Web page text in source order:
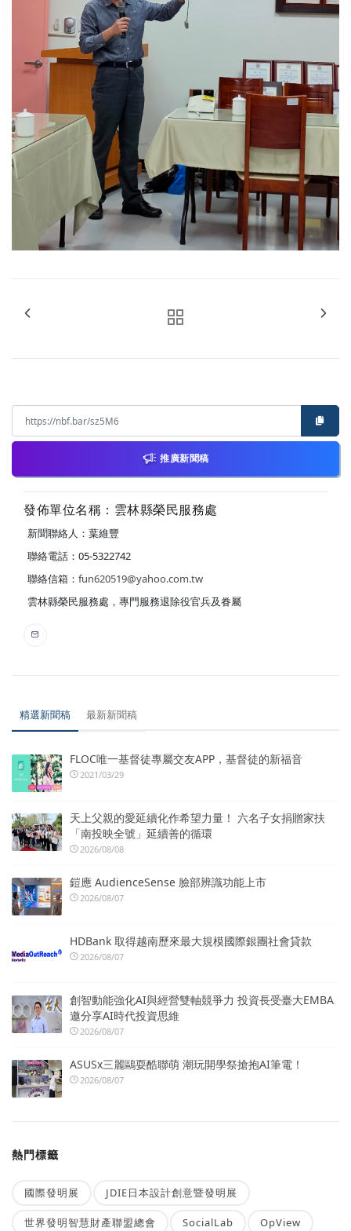
推廣新聞稿
發佈單位名稱：雲林縣榮民服務處
新聞聯絡人：葉維豐
聯絡電話：05-5322742
聯絡信箱： fun620519@yahoo.com.tw
雲林縣榮民服務處，專門服務退除役官兵及眷屬
精選新聞稿 最新新聞稿
FLOC唯一基督徒專屬交友APP，基督徒的新福音
2021/03/29
天上父親的愛延續化作希望力量！ 六名子女捐贈家扶
「南投映全號」延續善的循環
2026/08/08
鎧應 AudienceSense 臉部辨識功能上市
2026/08/07
HDBank 取得越南歷來最大規模國際銀團社會貸款
2026/08/07
創智動能強化AI與經營雙軸競爭力 投資長受臺大EMBA
邀分享AI時代投資思維
2026/08/07
ASUSx三麗鷗耍酷聯萌 潮玩開學祭搶抱AI筆電！
2026/08/07
熱門標籤
國際發明展 JDIE日本設計創意暨發明展
世界發明智慧財產聯盟總會 SocialLab OpView